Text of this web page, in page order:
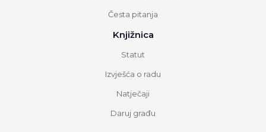
Česta pitanja
Knjižnica
Statut
Izvješća o radu
Natječaji
Daruj građu